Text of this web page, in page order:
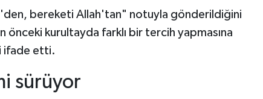
bereketi Allah'tan" notuyla gönderildiğini
kurultayda farklı bir tercih yapmasına
ifade etti.
sürüyor